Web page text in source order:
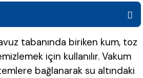
tabanında biriken kum, toz
için kullanılır. Vakum
bağlanarak su altındaki